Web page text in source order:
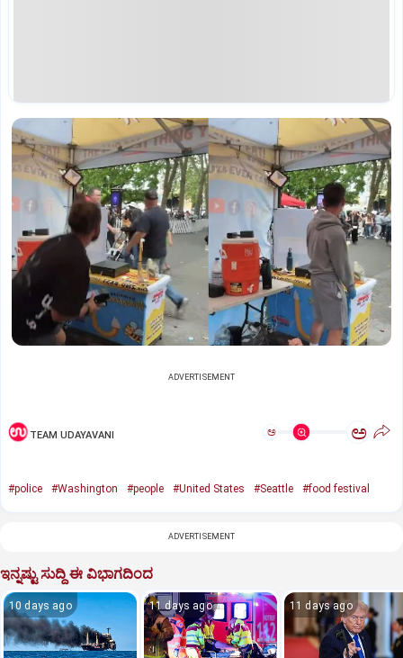
ADVERTISEMENT
TEAM UDAYAVANI ಅ ಅ
#police #Washington #people #United States #Seattle #food festival
ADVERTISEMENT
ಇನ್ನಷ್ಟು ಸುದ್ದಿ ಈ ವಿಭಾಗದಿಂದ
10 days ago 11 days ago 11 days ago